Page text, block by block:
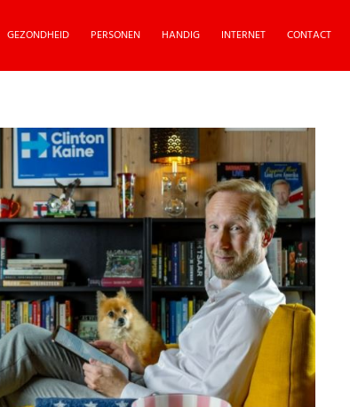
GEZONDHEID PERSONEN HANDIG INTERNET CONTACT